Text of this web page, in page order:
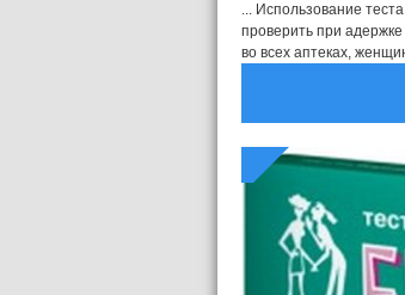
... Использование
проверить при
во всех аптеках,